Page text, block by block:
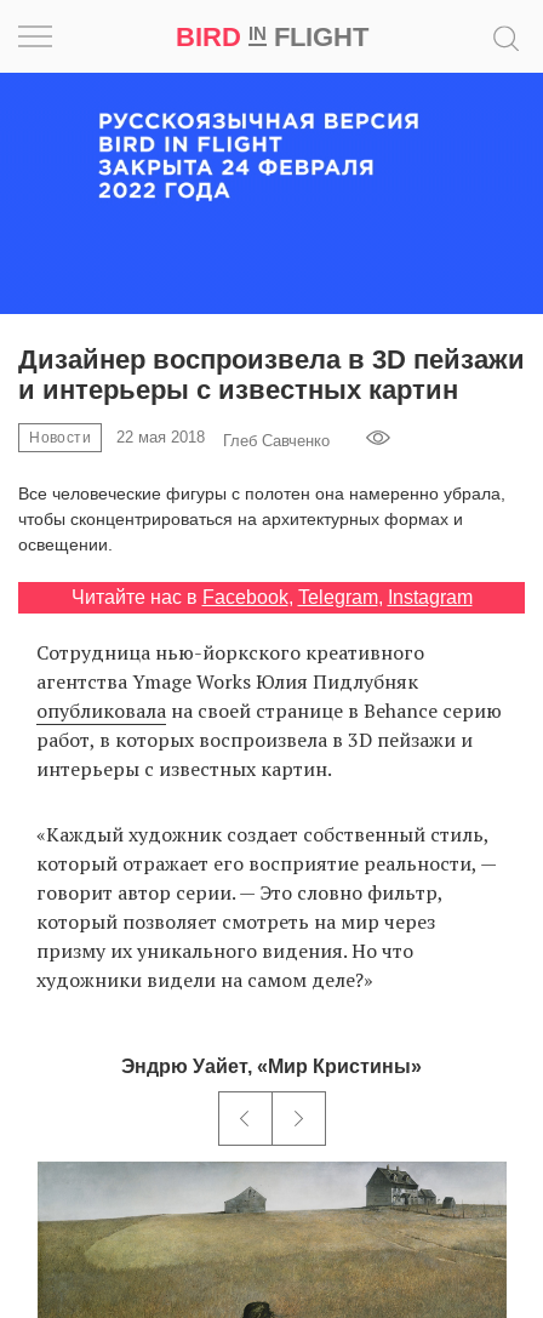
BIRD INFLIGHT
Дизайнер воспроизвела в 3D пейзажи
и интерьеры с известных картин
Новости 22 мая 2018 Глеб Савченко
Все человеческие фигуры с полотен она намеренно убрала,
чтобы сконцентрироваться на архитектурных формах и
освещении.
Читайте нас в Facebook, Telegram, Instagram
Сотрудница нью-йоркского креативного
агентства Ymage Works Юлия Пидлубняк
опубликовала на своей странице в Behance серию
работ, в которых воспроизвела в 3D пейзажи и
интерьеры с известных картин.
«Каждый художник создает собственный стиль,
который отражает его восприятие реальности, —
говорит автор серии. — Это словно фильтр,
который позволяет смотреть на мир через
призму их уникального видения. Но что
художники видели на самом деле?»
Эндрю Уайет, «Мир Кристины»